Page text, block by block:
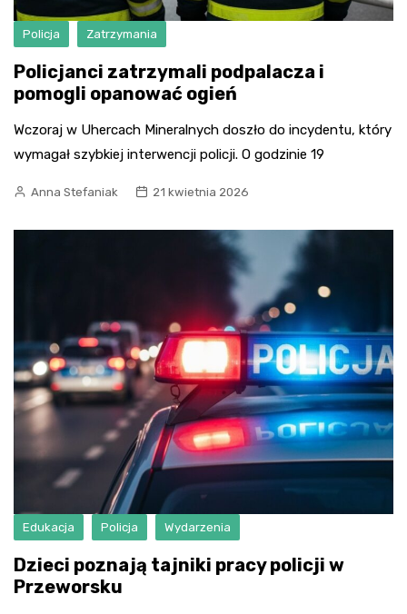
Policja Zatrzymania
Policjanci zatrzymali podpalacza i
pomogli opanować ogień
Wczoraj w Uhercach Mineralnych doszło do incydentu, który
wymagał szybkiej interwencji policji. O godzinie 19
Anna Stefaniak 21 kwietnia 2026
Edukacja Policja Wydarzenia
Dzieci poznają tajniki pracy policji w
Przeworsku